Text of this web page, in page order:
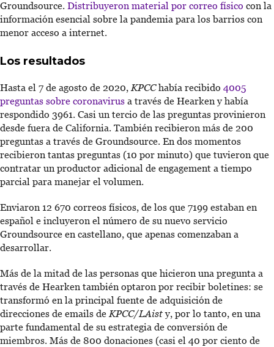
Groundsource. Distribuyeron material por correo físico con la
información esencial sobre la pandemia para los barrios con
menor acceso a internet.
Los resultados
Hasta el 7 de agosto de 2020,KPCChabía recibido 4005
preguntas sobre coronavirus a través de Hearken y había
respondido 3961. Casi un tercio de las preguntas provinieron
desde fuera de California. También recibieron más de 200
preguntas a través de Groundsource. En dos momentos
recibieron tantas preguntas (10 por minuto) que tuvieron que
contratar un productor adicional de engagement a tiempo
parcial para manejar el volumen.
Enviaron 12 670 correos físicos, de los que 7199 estaban en
español e incluyeron el número de su nuevo servicio
Groundsource en castellano, que apenas comenzaban a
desarrollar.
Más de la mitad de las personas que hicieron una pregunta a
través de Hearken también optaron por recibir boletines: se
transformó en la principal fuente de adquisición de
direcciones de emails deKPCC/LAisty, por lo tanto, en una
parte fundamental de su estrategia de conversión de
miembros. Más de 800 donaciones (casi el 40 por ciento de